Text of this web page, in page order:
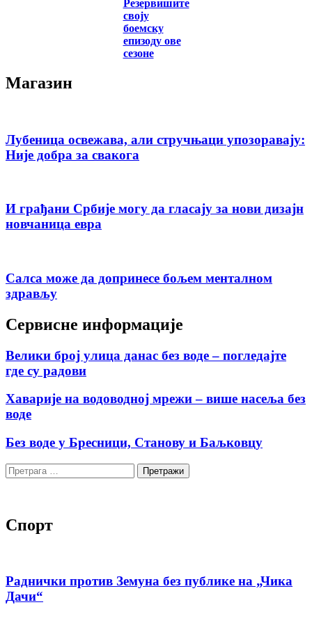
Резервишите
своју
боемску
епизоду ове
сезоне
Магазин
Лубеница освежава, али стручњаци упозоравају:
Није добра за свакога
И грађани Србије могу да гласају за нови дизајн
новчаница евра
Салса може да допринесе бољем менталном
здрављу
Сервисне информације
Велики број улица данас без воде – погледајте
где су радови
Хаварије на водоводној мрежи – више насеља без
воде
Без воде у Бресници, Станову и Баљковцу
Претрага
за:
Спорт
Раднички против Земуна без публике на „Чика
Дачи“